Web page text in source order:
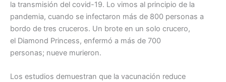
la transmisión del covid-19. Lo vimos al principio de la
pandemia, cuando se infectaron más de 800 personas a
bordo de tres cruceros. Un brote en un solo crucero,
el Diamond Princess, enfermó a más de 700
personas; nueve murieron.
Los estudios demuestran que la vacunación reduce